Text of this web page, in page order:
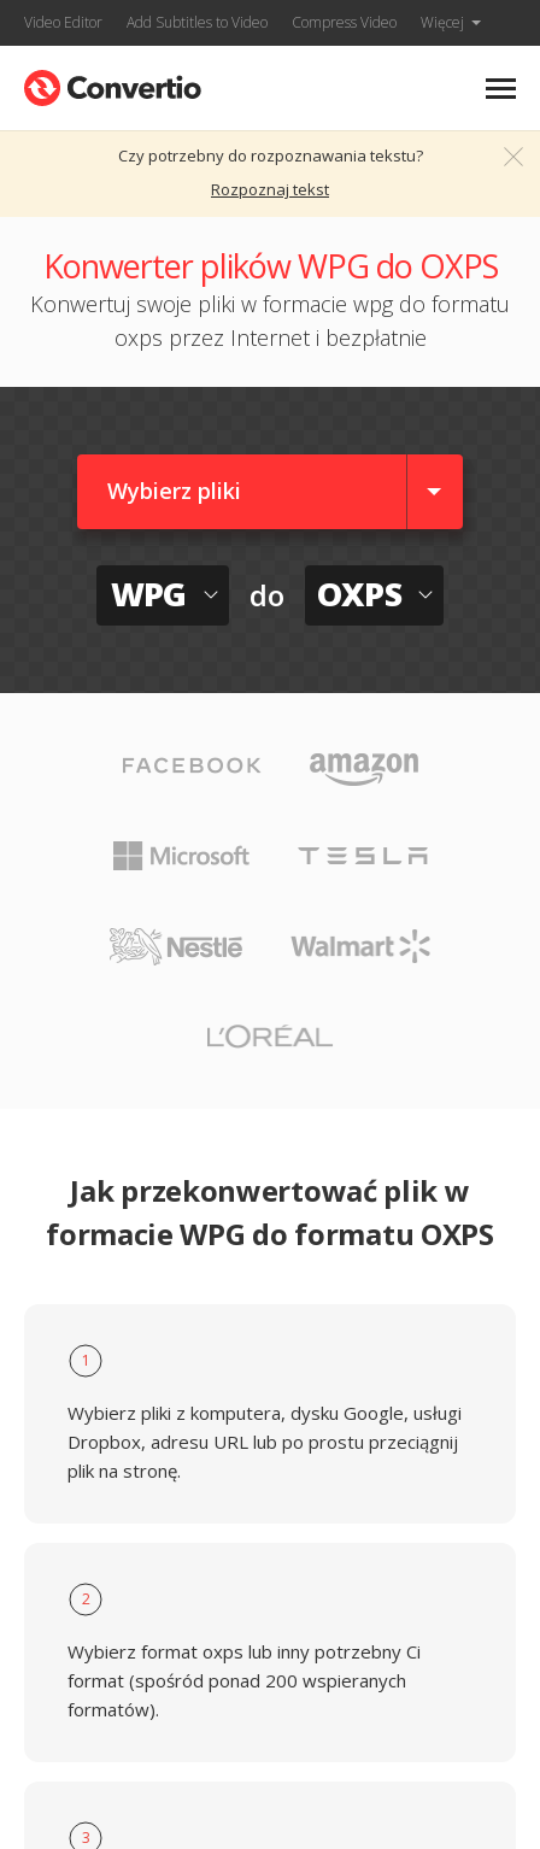
Video Editor Add Subtitles to Video Compress Video Więcej
Czy potrzebny do rozpoznawania tekstu?
Rozpoznaj tekst
Konwerter plików WPG do OXPS
Konwertuj swoje pliki w formacie wpg do formatu
oxps przez Internet i bezpłatnie
Wybierz pliki
WPG do OXPS
Jak przekonwertować plik w
formacie WPG do formatu OXPS
1
Wybierz pliki z komputera, dysku Google, usługi
Dropbox, adresu URL lub po prostu przeciągnij
plik na stronę.
2
Wybierz format oxps lub inny potrzebny Ci
format (spośród ponad 200 wspieranych
formatów).
3